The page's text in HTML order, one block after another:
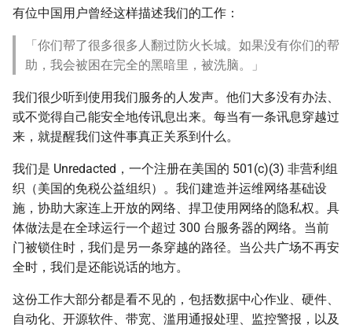
什么是 CryptPad
匿名通讯工具比较
密码管理器入门
Asian Diceware：带亚
加密货币的隐私光谱
用 AI 工作时怎么避免
外泄
帮忙 pin 文件站的 IPFS
像
品牌素材
有位中国用户曾经这样描述我们的工作：
「你们帮了很多很多人翻过防火长城。如果没有你们的帮
助，我会被困在完全的黑暗里，被洗脑。」
我们很少听到使用我们服务的人发声。他们大多没有办法、
或不觉得自己能安全地传讯息出来。每当有一条讯息穿越过
来，就提醒我们这件事真正关系到什么。
我们是 Unredacted，一个注册在美国的 501(c)(3) 非营利组
织（美国的免税公益组织）。我们建造并运维网络基础设
施，协助大家连上开放的网络、捍卫使用网络的隐私权。具
体做法是在全球运行一个超过 300 台服务器的网络。当前
门被锁住时，我们是另一条穿越的路径。当公共广场不再安
全时，我们是还能说话的地方。
这份工作大部分都是看不见的，包括数据中心作业、硬件、
自动化、开源软件、带宽、滥用通报处理、监控警报，以及